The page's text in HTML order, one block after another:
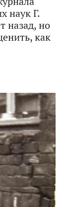
наук Г.
назад, но
как